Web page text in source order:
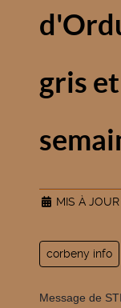
gris
MIS À
corbeny info
Message de